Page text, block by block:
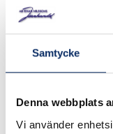
Samtycke
Denna webbplats
Vi använder
Eldstad
svart
Art. nr: 43001270